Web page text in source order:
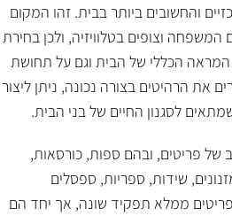
והחשובים ביותר בבית. זהו המקום
וצופים בטלוויזיה, ולכן בחירת
המראה הכללי של הבית וגם על תחושת
את הרהיטים בצורה נכונה, ניתן ליצור
לסגנון החיים של בני הבית.
של פריטים, ובהם ספות, כורסאות,
שידות, ספריות, ספסלים
ממלא תפקיד שונה, אך יחד הם